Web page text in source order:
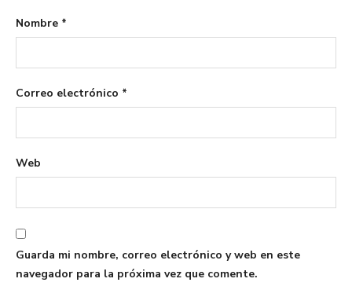
Nombre *
Correo electrónico *
Web
Guarda mi nombre, correo electrónico y web en este
navegador para la próxima vez que comente.